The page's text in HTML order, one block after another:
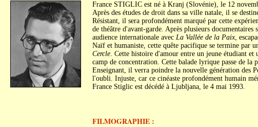
France STIGLIC est né à Kranj (Slovénie), le 12
Après des études de droit dans sa ville natale, il se
Résistant, il sera profondément marqué par cette
de théâtre d'avant-garde. Après plusieurs
audience internationale avec La Vallée de la Paix,
Naïf et humaniste, cette quête pacifique se termine par
Cercle. Cette histoire d'amour entre un jeune étudiant et
camp de concentration. Cette balade lyrique passe de
Enseignant, il verra poindre la nouvelle génération des
l'oubli. Injuste, car ce cinéaste profondément humain
France Stiglic est décédé à Ljubljana, le 4 mai 1993.
FILMOGRAPHIE :